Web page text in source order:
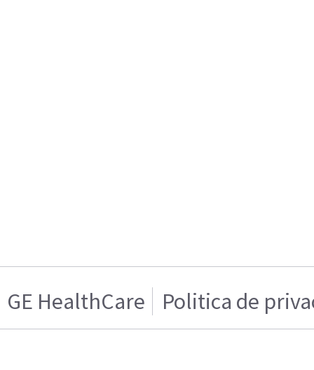
GE HealthCare Politica de